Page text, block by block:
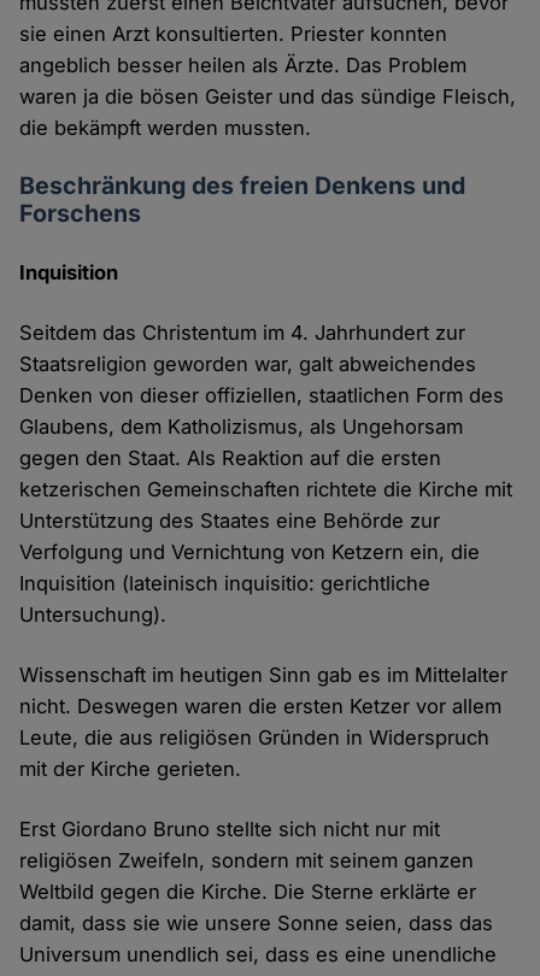
sie einen Arzt konsultierten. Priester konnten
angeblich besser heilen als Ärzte. Das Problem
waren ja die bösen Geister und das sündige Fleisch,
die bekämpft werden mussten.
Beschränkung des freien Denkens und
Forschens
Inquisition
Seitdem das Christentum im 4. Jahrhundert zur
Staatsreligion geworden war, galt abweichendes
Denken von dieser offiziellen, staatlichen Form des
Glaubens, dem Katholizismus, als Ungehorsam
gegen den Staat. Als Reaktion auf die ersten
ketzerischen Gemeinschaften richtete die Kirche mit
Unterstützung des Staates eine Behörde zur
Verfolgung und Vernichtung von Ketzern ein, die
Inquisition (lateinisch inquisitio: gerichtliche
Untersuchung).
Wissenschaft im heutigen Sinn gab es im Mittelalter
nicht. Deswegen waren die ersten Ketzer vor allem
Leute, die aus religiösen Gründen in Widerspruch
mit der Kirche gerieten.
Erst Giordano Bruno stellte sich nicht nur mit
religiösen Zweifeln, sondern mit seinem ganzen
Weltbild gegen die Kirche. Die Sterne erklärte er
damit, dass sie wie unsere Sonne seien, dass das
Universum unendlich sei, dass es eine unendliche